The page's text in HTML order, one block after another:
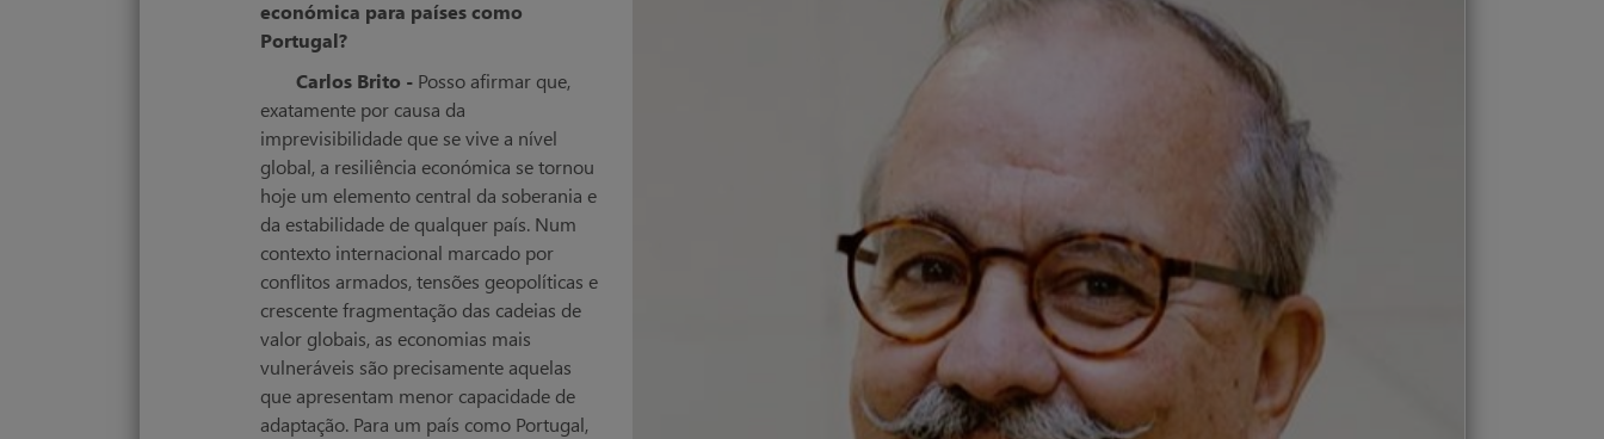
económica para países como
Portugal?
Carlos Brito - Posso afirmar que,
exatamente por causa da
imprevisibilidade que se vive a nível
global, a resiliência económica se tornou
hoje um elemento central da soberania e
da estabilidade de qualquer país. Num
contexto internacional marcado por
conflitos armados, tensões geopolíticas e
crescente fragmentação das cadeias de
valor globais, as economias mais
vulneráveis são precisamente aquelas
que apresentam menor capacidade de
adaptação. Para um país como Portugal,